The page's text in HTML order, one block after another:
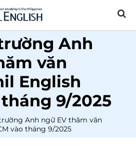
Anh
văn
English
9/2025
Anh ngữ EV thăm văn
vào tháng 9/2025